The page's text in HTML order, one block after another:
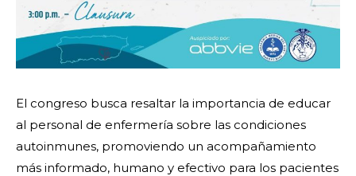
El congreso busca resaltar la importancia de educar
al personal de enfermería sobre las condiciones
autoinmunes, promoviendo un acompañamiento
más informado, humano y efectivo para los pacientes